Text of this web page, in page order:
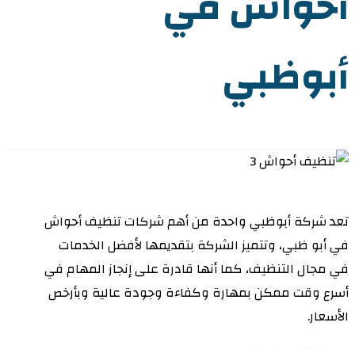
أبوظبي
تعد شركة أبوظبي واحدة من أهم شركات تنظيف أحواش
في أبو ظبي، وتتميز الشركة بتقديمها لأفضل الخدمات
في مجال التنظيف، كما أنها قادرة على إنجاز المهام في
أسرع وقت ممكن بمهارة وكفاءة وجودة عالية وبأرخص
الأسعار.